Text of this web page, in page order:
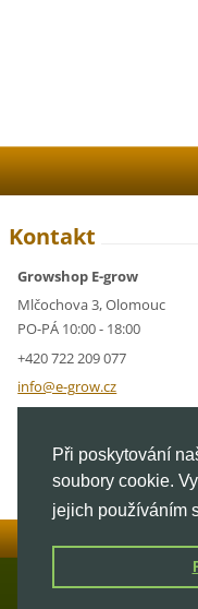
Při poskytování
soubory cookie.
jejich používáním
Kontakt
Growshop E-grow
Mlčochova 3, Olomouc
PO-PÁ 10:00 - 18:00
+420 722 209 077
info@e-grow.cz
IČ: 05928591
DIČ: CZ05928591
© 2026 E-